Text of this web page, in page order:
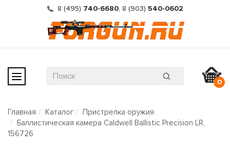
8 (495) 740-6680, 8 (903) 540-0602
0
Главная Каталог
Пристрелка оружия
Баллистическая камера Caldwell Ballistic Precision LR,
156726